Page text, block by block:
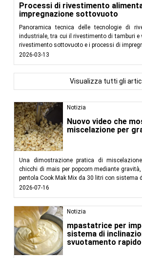
Notizia
Nuovo video che
miscelazione per
Una dimostrazione pratica di
chicchi di mais per popcorn mediante
pentola Cook Mak Mix da 30 litri con sistema
2026-07-16
Notizia
mpastatrice per
sistema di
svuotamento rapido
Processi di rivestimento
impregnazione sottovuoto
Panoramica tecnica delle tecnologie di
industriale, tra cui il rivestimento di tamburi e
rivestimento sottovuoto e i processi di
2026-03-13
Visualizza tutti gli